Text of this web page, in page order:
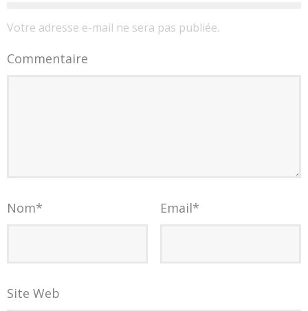
Votre adresse e-mail ne sera pas publiée.
Commentaire
Nom* Email*
Site Web